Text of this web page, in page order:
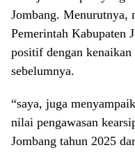
Jombang. Menurutnya,
Pemerintah Kabupaten
positif dengan
sebelumnya.
“saya, juga
nilai pengawasan
Jombang tahun 2025